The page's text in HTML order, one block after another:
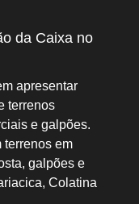
da Caixa no
apresentar
terrenos
e galpões.
terrenos em
galpões e
Colatina